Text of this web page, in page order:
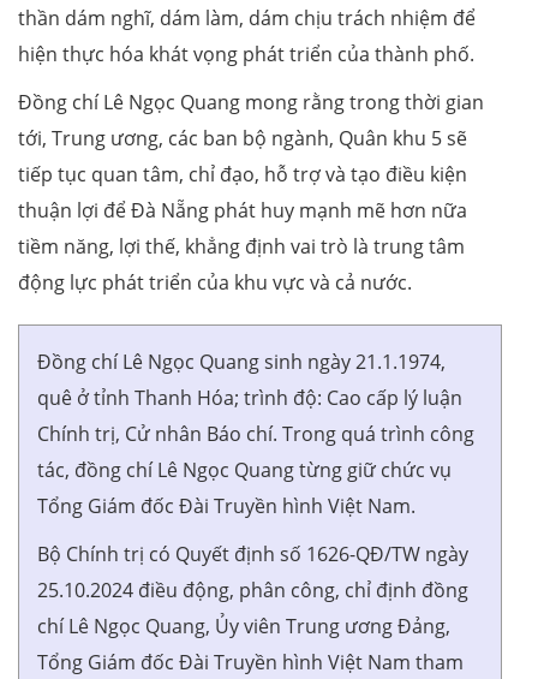
thần dám nghĩ, dám làm, dám chịu trách nhiệm để
hiện thực hóa khát vọng phát triển của thành phố.
Đồng chí Lê Ngọc Quang mong rằng trong thời gian
tới, Trung ương, các ban bộ ngành, Quân khu 5 sẽ
tiếp tục quan tâm, chỉ đạo, hỗ trợ và tạo điều kiện
thuận lợi để Đà Nẵng phát huy mạnh mẽ hơn nữa
tiềm năng, lợi thế, khẳng định vai trò là trung tâm
động lực phát triển của khu vực và cả nước.
Đồng chí Lê Ngọc Quang sinh ngày 21.1.1974,
quê ở tỉnh Thanh Hóa; trình độ: Cao cấp lý luận
Chính trị, Cử nhân Báo chí. Trong quá trình công
tác, đồng chí Lê Ngọc Quang từng giữ chức vụ
Tổng Giám đốc Đài Truyền hình Việt Nam.
Bộ Chính trị có Quyết định số 1626-QĐ/TW ngày
25.10.2024 điều động, phân công, chỉ định đồng
chí Lê Ngọc Quang, Ủy viên Trung ương Đảng,
Tổng Giám đốc Đài Truyền hình Việt Nam tham